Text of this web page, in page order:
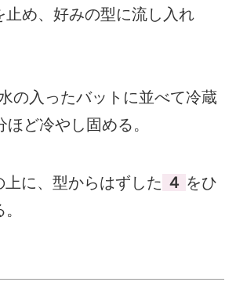
止め、好みの型に流し入れ
の入ったバットに並べて冷蔵
ど冷やし固める。
に、型からはずした ４ をひ